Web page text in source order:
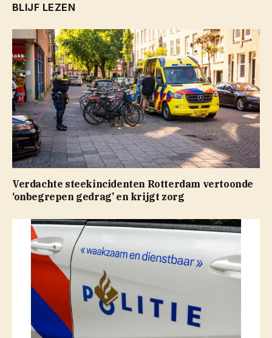
BLIJF LEZEN
Verdachte steekincidenten Rotterdam vertoonde
‘onbegrepen gedrag’ en krijgt zorg